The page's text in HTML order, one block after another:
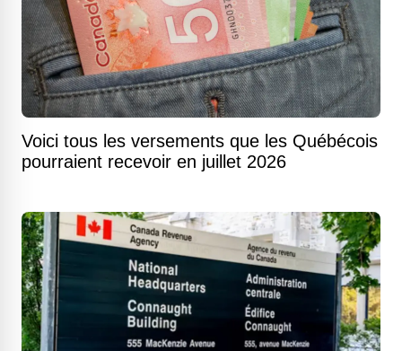
Voici tous les versements que les Québécois
pourraient recevoir en juillet 2026